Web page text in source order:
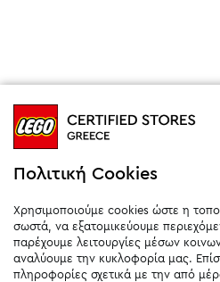
Πολιτική Cookies
Χρησιμοποιούμε cookies ώστε η
σωστά, να εξατομικεύουμε
παρέχουμε λειτουργίες μέσων
αναλύουμε την κυκλοφορία μας.
πληροφορίες σχετικά με την από